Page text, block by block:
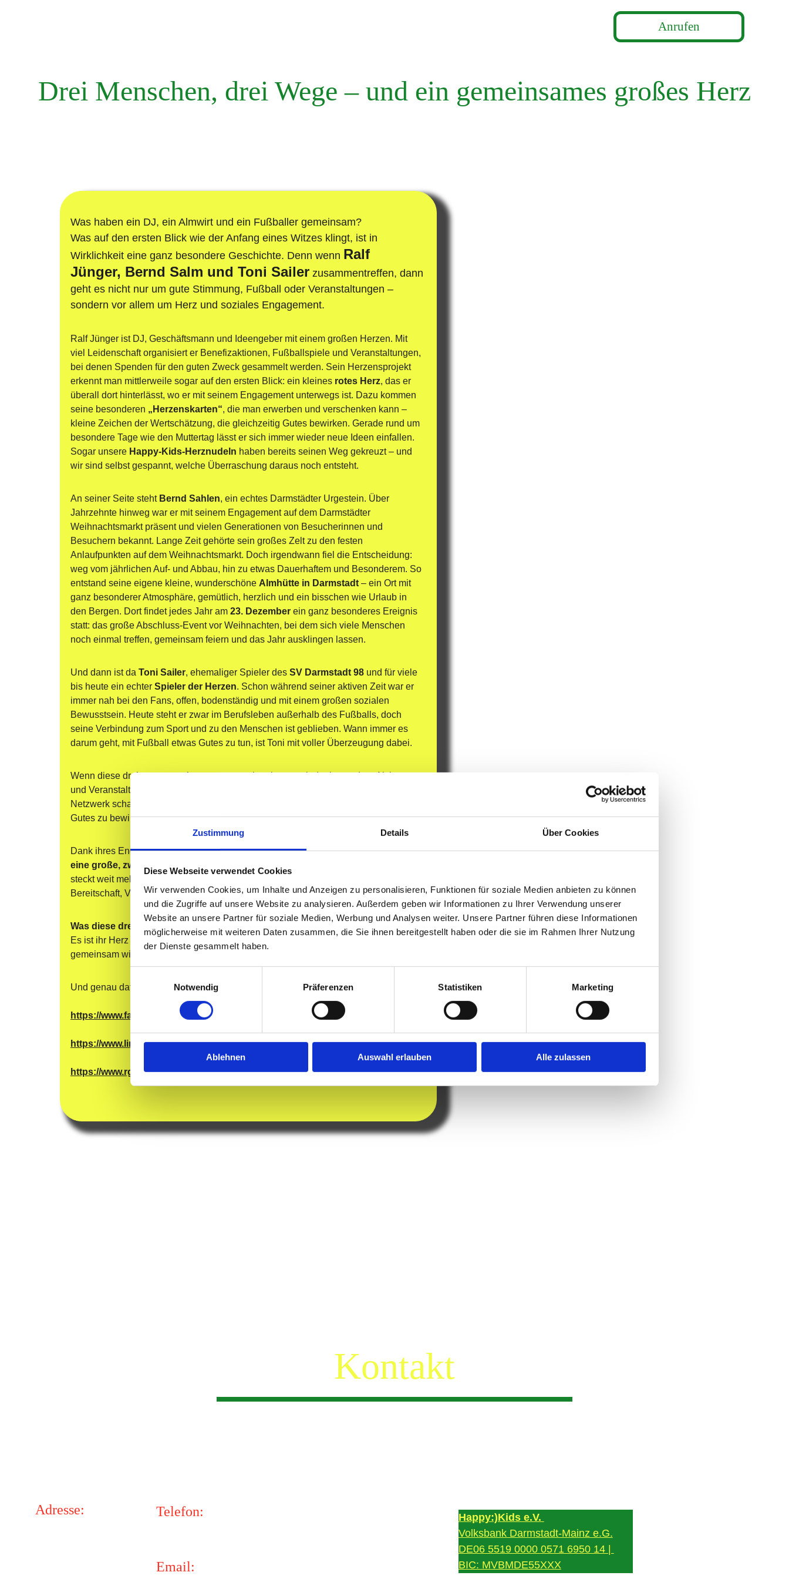
Zustimmung Details Über Cookies
Diese Webseite verwendet Cookies
Wir verwenden Cookies, um Inhalte und Anzeigen zu personalisieren, Funktionen für soziale Medien anbieten zu können
und die Zugriffe auf unsere Website zu analysieren. Außerdem geben wir Informationen zu Ihrer Verwendung unserer
Website an unsere Partner für soziale Medien, Werbung und Analysen weiter. Unsere Partner führen diese Informationen
möglicherweise mit weiteren Daten zusammen, die Sie ihnen bereitgestellt haben oder die sie im Rahmen Ihrer Nutzung
der Dienste gesammelt haben.
Notwendig
Präferenzen Statistiken Marketing
Ablehnen Auswahl erlauben Alle zulassen
Anrufen
Drei Menschen, drei Wege – und ein gemeinsames großes Herz
Was haben ein DJ, ein Almwirt und ein Fußballer gemeinsam?
Was auf den ersten Blick wie der Anfang eines Witzes klingt, ist in
Wirklichkeit eine ganz besondere Geschichte. Denn wenn Ralf
Jünger, Bernd Salm und Toni Sailer zusammentreffen, dann
geht es nicht nur um gute Stimmung, Fußball oder Veranstaltungen –
sondern vor allem um Herz und soziales Engagement.
Ralf Jünger ist DJ, Geschäftsmann und Ideengeber mit einem großen Herzen. Mit
viel Leidenschaft organisiert er Benefizaktionen, Fußballspiele und Veranstaltungen,
bei denen Spenden für den guten Zweck gesammelt werden. Sein Herzensprojekt
erkennt man mittlerweile sogar auf den ersten Blick: ein kleines rotes Herz, das er
überall dort hinterlässt, wo er mit seinem Engagement unterwegs ist. Dazu kommen
seine besonderen „Herzenskarten“, die man erwerben und verschenken kann –
kleine Zeichen der Wertschätzung, die gleichzeitig Gutes bewirken. Gerade rund um
besondere Tage wie den Muttertag lässt er sich immer wieder neue Ideen einfallen.
Sogar unsere Happy-Kids-Herznudeln haben bereits seinen Weg gekreuzt – und
wir sind selbst gespannt, welche Überraschung daraus noch entsteht.
An seiner Seite steht Bernd Sahlen, ein echtes Darmstädter Urgestein. Über
Jahrzehnte hinweg war er mit seinem Engagement auf dem Darmstädter
Weihnachtsmarkt präsent und vielen Generationen von Besucherinnen und
Besuchern bekannt. Lange Zeit gehörte sein großes Zelt zu den festen
Anlaufpunkten auf dem Weihnachtsmarkt. Doch irgendwann fiel die Entscheidung:
weg vom jährlichen Auf- und Abbau, hin zu etwas Dauerhaftem und Besonderem. So
entstand seine eigene kleine, wunderschöne Almhütte in Darmstadt – ein Ort mit
ganz besonderer Atmosphäre, gemütlich, herzlich und ein bisschen wie Urlaub in
den Bergen. Dort findet jedes Jahr am 23. Dezember ein ganz besonderes Ereignis
statt: das große Abschluss-Event vor Weihnachten, bei dem sich viele Menschen
noch einmal treffen, gemeinsam feiern und das Jahr ausklingen lassen.
Und dann ist da Toni Sailer, ehemaliger Spieler des SV Darmstadt 98 und für viele
bis heute ein echter Spieler der Herzen. Schon während seiner aktiven Zeit war er
immer nah bei den Fans, offen, bodenständig und mit einem großen sozialen
Bewusstsein. Heute steht er zwar im Berufsleben außerhalb des Fußballs, doch
seine Verbindung zum Sport und zu den Menschen ist geblieben. Wann immer es
darum geht, mit Fußball etwas Gutes zu tun, ist Toni mit voller Überzeugung dabei.
Wenn diese drei zusammenkommen, entstehen immer wieder besondere Aktionen
und Veranstaltungen. Mit viel Herzblut, Organisationstalent und einem starken
Netzwerk schaffen sie es, Menschen zusammenzubringen – und dabei gleichzeitig
Gutes zu bewirken.
Dank ihres Engagements durfte sich Happy Kids bereits zum zweiten Mal über
eine große, zweckgebundene Spende freuen.
Doch hinter dieser Unterstützung
steckt weit mehr als eine Summe: Es sind Zeit, Ideen, Leidenschaft und die
Bereitschaft, Verantwortung zu übernehmen und anderen zu helfen.
Was diese drei verbindet, ist mehr als eine gemeinsame Aktion.
Es ist ihr Herz für Menschen, ihre Freundschaft und ihre Überzeugung, dass man
gemeinsam wirklich etwas bewegen kann.
Und genau dafür sagen wir von Herzen: Danke, Ralf, Bernd und Toni.
https://www.facebook.com/salmimbisspopup/
https://www.linkedin.com/in/marco-sailer-710918135/?originalSubdomain=de
https://www.rgs-seipp.de/web/ueber-uns/
Telefon:
Adresse:
Email:
Kontakt
Happy:)Kids e.V.
Volksbank Darmstadt-Mainz e.G.
DE06 5519 0000 0571 6950 14 |
BIC: MVBMDE55XXX